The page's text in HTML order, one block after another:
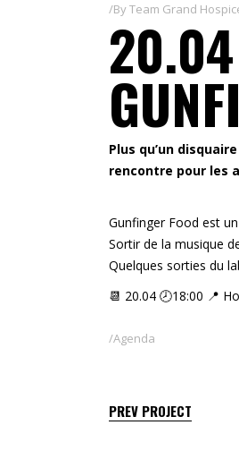
ByTeam Grand
Plus qu’un
rencontre pour les
Gunfinger Food est
Sortir de la musique
Quelques sorties du
📆 20.04 🕗18:00 📍
Agenda
PREV PROJECT